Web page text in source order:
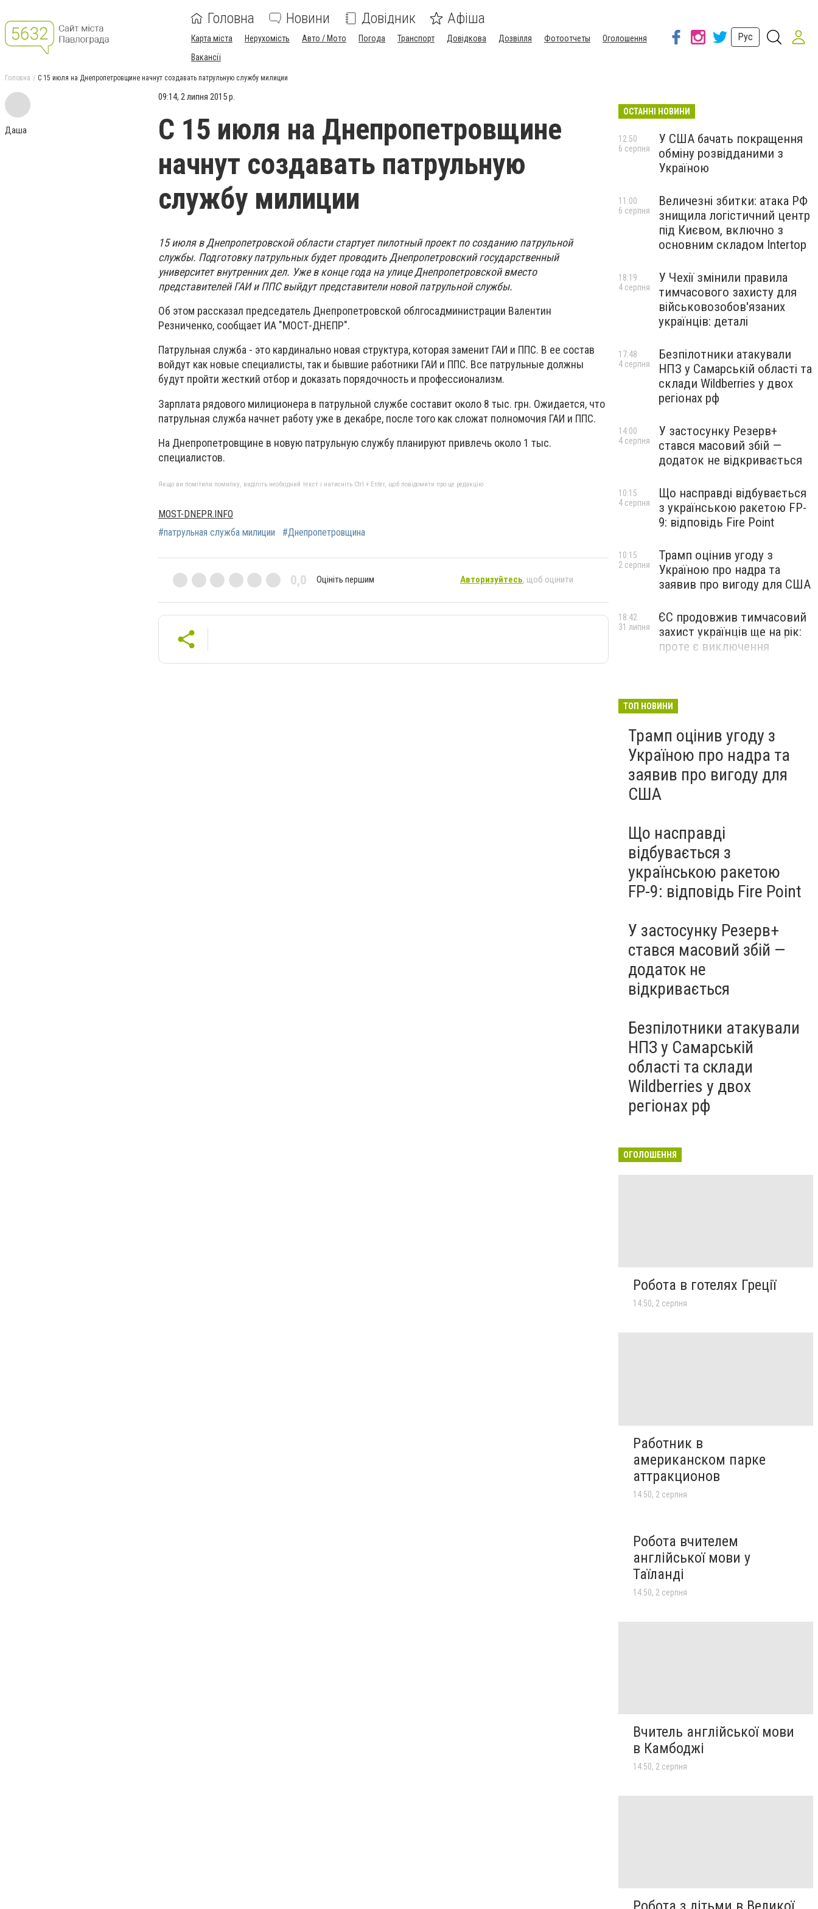
Головна Новини Довідник Афіша
Карта міста Нерухомість Авто / Мото Погода Транспорт Довідкова Дозвілля Фотоотчеты
Оголошення
Вакансії
Рус
Головна С 15 июля на Днепропетровщине начнут создавать патрульную службу милиции
Даша
09:14, 2 липня 2015 р.
С 15 июля на Днепропетровщине
начнут создавать патрульную
службу милиции
15 июля в Днепропетровской области стартует пилотный проект по созданию патрульной
службы. Подготовку патрульных будет проводить Днепропетровский государственный
университет внутренних дел. Уже в конце года на улице Днепропетровской вместо
представителей ГАИ и ППС выйдут представители новой патрульной службы.
Об этом рассказал председатель Днепропетровской облгосадминистрации Валентин
Резниченко, сообщает ИА "МОСТ-ДНЕПР".
Патрульная служба - это кардинально новая структура, которая заменит ГАИ и ППС. В ее состав
войдут как новые специалисты, так и бывшие работники ГАИ и ППС. Все патрульные должны
будут пройти жесткий отбор и доказать порядочность и профессионализм.
Зарплата рядового милиционера в патрульной службе составит около 8 тыс. грн. Ожидается, что
патрульная служба начнет работу уже в декабре, после того как сложат полномочия ГАИ и ППС.
На Днепропетровщине в новую патрульную службу планируют привлечь около 1 тыс.
специалистов.
Якщо ви помітили помилку, виділіть необхідний текст і натисніть Ctrl + Enter, щоб повідомити про це редакцію
MOST-DNEPR.INFO
#патрульная служба милиции
#Днепропетровщина
0,0 Оцініть першим Авторизуйтесь, щоб оцінити
ОСТАННІ НОВИНИ
У США бачать покращення
обміну розвідданими з
Україною
12:50
6 серпня
Величезні збитки: атака РФ
знищила логістичний центр
під Києвом, включно з
основним складом Intertop
11:00
6 серпня
У Чехії змінили правила
тимчасового захисту для
військовозобов'язаних
українців: деталі
18:19
4 серпня
Безпілотники атакували
НПЗ у Самарській області та
склади Wildberries у двох
регіонах рф
17:48
4 серпня
У застосунку Резерв+
стався масовий збій —
додаток не відкривається
14:00
4 серпня
Що насправді відбувається
з українською ракетою FP-
9: відповідь Fire Point
10:15
4 серпня
Трамп оцінив угоду з
Україною про надра та
заявив про вигоду для США
10:15
2 серпня
ЄС продовжив тимчасовий
захист українців ще на рік:
проте є виключення
18:42
31 липня
ТОП НОВИНИ
Трамп оцінив угоду з
Україною про надра та
заявив про вигоду для
США
Що насправді
відбувається з
українською ракетою
FP-9: відповідь Fire Point
У застосунку Резерв+
стався масовий збій —
додаток не
відкривається
Безпілотники атакували
НПЗ у Самарській
області та склади
Wildberries у двох
регіонах рф
ОГОЛОШЕННЯ
Робота в готелях Греції
14:50, 2 серпня
Работник в
американском парке
аттракционов
14:50, 2 серпня
Робота вчителем
англійської мови у
Таїланді
14:50, 2 серпня
Вчитель англійської мови
в Камбоджі
14:50, 2 серпня